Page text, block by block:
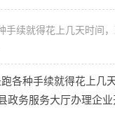
手续就得花上几天时间
各种手续就得花上
政务服务大厅办理企